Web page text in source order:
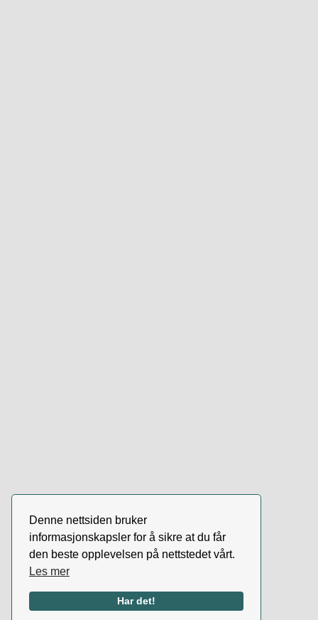
Denne nettsiden bruker
informasjonskapsler for å sikre at du får
den beste opplevelsen på nettstedet vårt.
Les mer
Har det!